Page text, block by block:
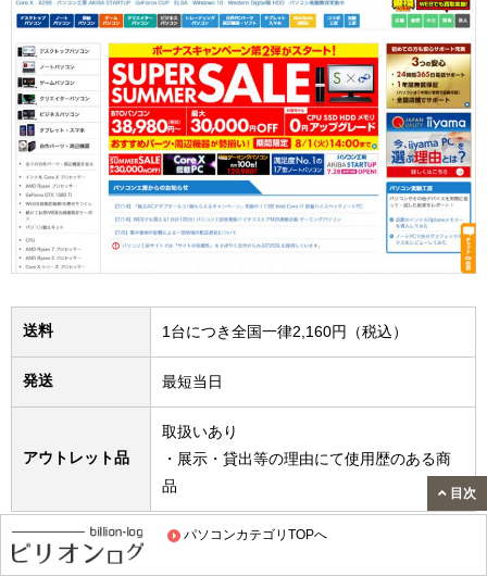
パソコンカテゴリTOPへ
送料 1台につき全国一律2,160円（税込）
発送 最短当日
アウトレット品
取扱いあり
・展示・貸出等の理由にて使用歴のある商
品
リーズナブルなBTOパソコンを販売するパソコン工房。1年
目次